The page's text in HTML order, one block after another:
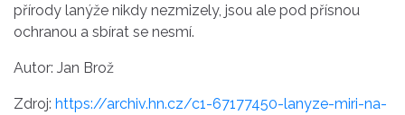
přírody lanýže nikdy nezmizely, jsou ale pod přísnou
ochranou a sbírat se nesmí.
Autor: Jan Brož
Zdroj: https://archiv.hn.cz/c1-67177450-lanyze-miri-na-